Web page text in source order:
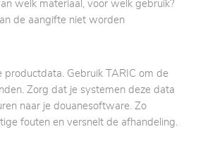
welk materiaal, voor welk gebruik?
de aangifte niet worden
productdata. Gebruik TARIC om de
Zorg dat je systemen deze data
naar je douanesoftware. Zo
fouten en versnelt de afhandeling.